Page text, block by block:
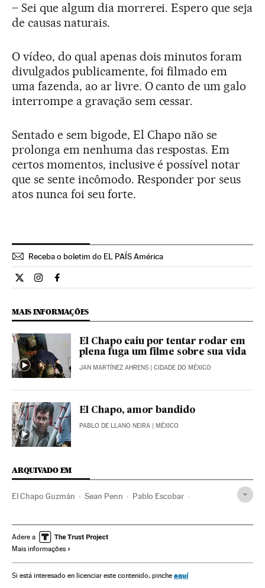
– Sei que algum dia morrerei. Espero que seja
de causas naturais.
O vídeo, do qual apenas dois minutos foram
divulgados publicamente, foi filmado em
uma fazenda, ao ar livre. O canto de um galo
interrompe a gravação sem cessar.
Sentado e sem bigode, El Chapo não se
prolonga em nenhuma das respostas. Em
certos momentos, inclusive é possível notar
que se sente incômodo. Responder por seus
atos nunca foi seu forte.
Receba o boletim do EL PAÍS América
Internacional El País Brasil en Twitter
Internacional El País Brasil en Instagram
Internacional El País Brasil en Facebook
MAIS INFORMAÇÕES
El Chapo caiu por tentar rodar em
plena fuga um filme sobre sua vida
JAN MARTÍNEZ AHRENS | CIDADE DO MÉXICO
El Chapo, amor bandido
PABLO DE LLANO NEIRA | MÉXICO
ARQUIVADO EM
El Chapo Guzmán Sean Penn Pablo Escobar
Narcotráfico Crime organizado
Delitos contra saúde pública
Adere a
Mais informações
Si está interesado en licenciar este contenido, pinche aquí